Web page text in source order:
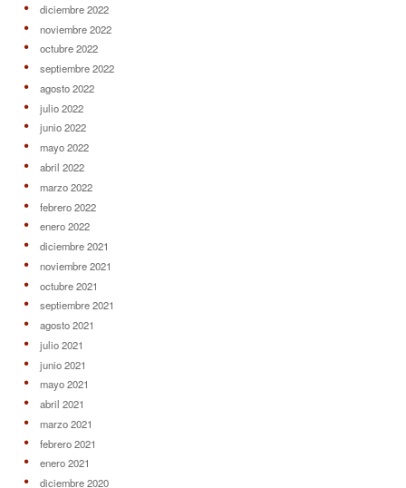
diciembre 2022
noviembre 2022
octubre 2022
septiembre 2022
agosto 2022
julio 2022
junio 2022
mayo 2022
abril 2022
marzo 2022
febrero 2022
enero 2022
diciembre 2021
noviembre 2021
octubre 2021
septiembre 2021
agosto 2021
julio 2021
junio 2021
mayo 2021
abril 2021
marzo 2021
febrero 2021
enero 2021
diciembre 2020